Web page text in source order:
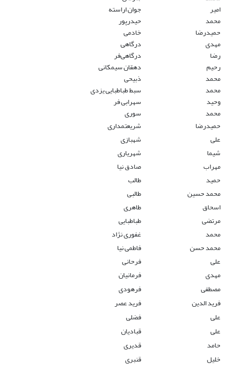
امیر
جوان اراسته
محمد
حیدرپور
حمیدرضا
خادمی
مهدی
درگاهی
رضا
درگاهی‌فر
رحیم
دهقان سیمکانی
محمد
ذبیحی
محمد
سبط طباطبایی یزدی
وحید
سهرابی فر
محمد
سوری
حمیدرضا
شریعتمداری
علی
شهبازی
شیما
شهریاری
مهراب
صادق نیا
حمید
طالب
محمد حسین
طالبی
اسحاق
طاهری
مرتضی
طباطبایی
محمد
غفوری نژاد
محمد حسن
فاطمی نیا
علی
فرحانی
مهدی
فرمانیان
مصطفی
فرهودی
فرید الدین
فرید عصر
علی
فضلی
علی
قبادیان
حامد
قدیری
خلیل
قنبری